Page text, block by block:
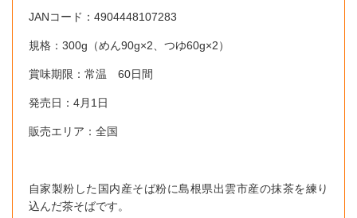
JANコード：4904448107283
規格：300g（めん90g×2、つゆ60g×2）
賞味期限：常温 60日間
発売日：4月1日
販売エリア：全国
自家製粉した国内産そば粉に島根県出雲市産の抹茶を練り
込んだ茶そばです。